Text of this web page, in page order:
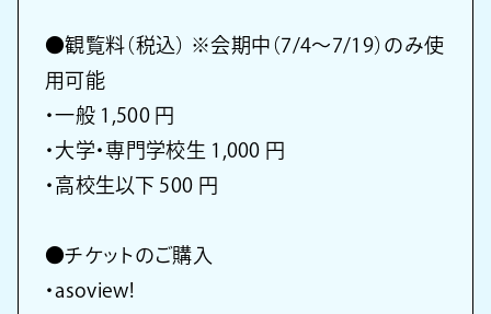
●観覧料（税込） ※会期中（7/4〜7/19）のみ使
用可能
・一般 1,500 円
・大学・専門学校生 1,000 円
・高校生以下 500 円
●チケットのご購入
・asoview!